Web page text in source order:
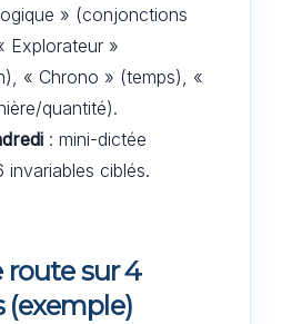
» (conjonctions
Explorateur »
« Chrono » (temps), «
quantité).
: mini-dictée
invariables ciblés.
route sur 4
(exemple)